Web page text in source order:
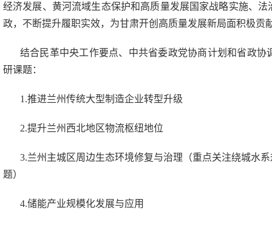
经济发展、黄河流域生态保护和高质量发展国家战略实施、
政，不断提升履职实效，为甘肃开创高质量发展新局面积极贡
结合民革中央工作要点、中共省委政党协商计划和省政
研课题：
1.推进兰州传统大型制造企业转型升级
2.提升兰州西北地区物流枢纽地位
3.兰州主城区周边生态环境修复与治理（重点关注绕城水
题）
4.储能产业规模化发展与应用